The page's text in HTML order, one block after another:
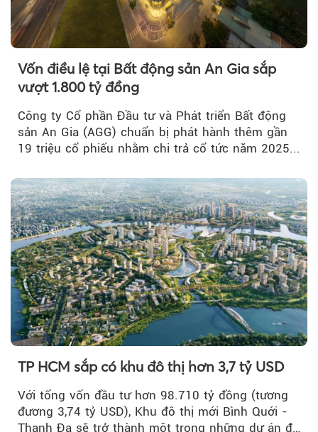
Vốn điều lệ tại Bất động sản An Gia sắp
vượt 1.800 tỷ đồng
Công ty Cổ phần Đầu tư và Phát triển Bất động
sản An Gia (AGG) chuẩn bị phát hành thêm gần
19 triệu cổ phiếu nhằm chi trả cổ tức năm 2025...
TP HCM sắp có khu đô thị hơn 3,7 tỷ USD
Với tổng vốn đầu tư hơn 98.710 tỷ đồng (tương
đương 3,74 tỷ USD), Khu đô thị mới Bình Quới -
Thanh Đa sẽ trở thành một trong những dự án đô